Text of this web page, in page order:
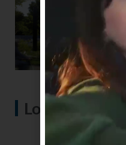
Lo más visto